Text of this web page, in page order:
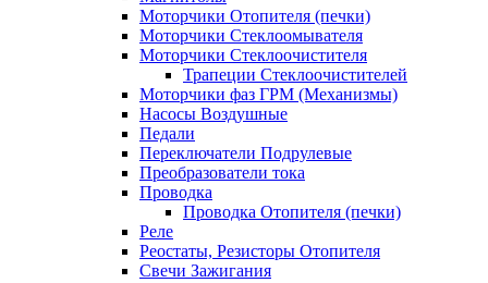
Моторчики Отопителя (печки)
Моторчики Стеклоомывателя
Моторчики Стеклоочистителя
Трапеции Стеклоочистителей
Моторчики фаз ГРМ (Механизмы)
Насосы Воздушные
Педали
Переключатели Подрулевые
Преобразователи тока
Проводка
Проводка Отопителя (печки)
Реле
Реостаты, Резисторы Отопителя
Свечи Зажигания